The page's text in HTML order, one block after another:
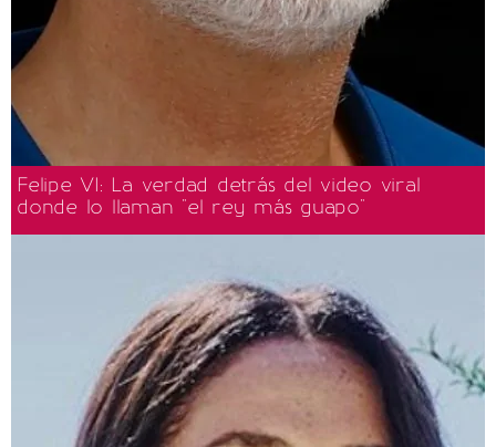
Felipe VI: La verdad detrás del video viral
donde lo llaman "el rey más guapo"